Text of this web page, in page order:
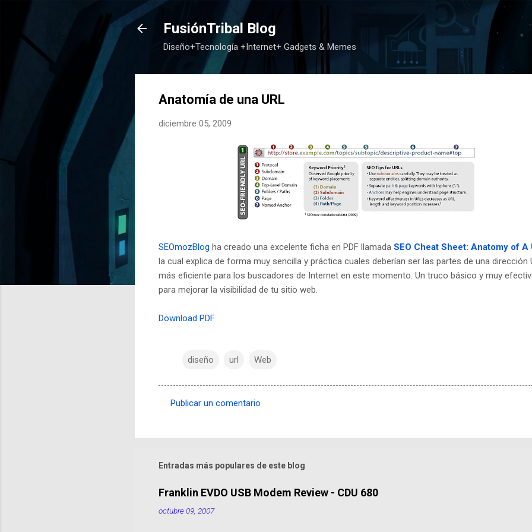
FusiónTribal Blog
Diseño+Tecnología +Internet+ Gadgets & Memes
Anatomía de una URL
diciembre 05, 2009
SEOmozBlog ha creado una excelente ficha en PDF llamada SEO Cheat Sheet: Anatomy of A
la cual explica de forma muy sencilla y práctica cuales deberían ser las partes de una dirección
más eficiente para los buscadores de Internet en este momento. Un truco básico y muy
para mejorar la visibilidad de tu sitio web.
Download PDF
diseño url Web
e
t
a
Publicar un comentario
Entradas más populares de este blog
Franklin EVDO USB Modem Review - CDU 680
octubre 09, 2007